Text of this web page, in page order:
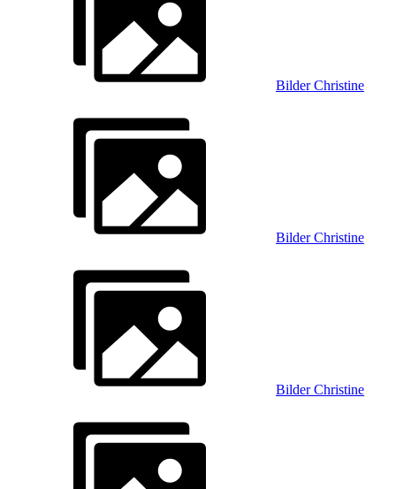
Bilder Christine
Bilder Christine
Bilder Christine